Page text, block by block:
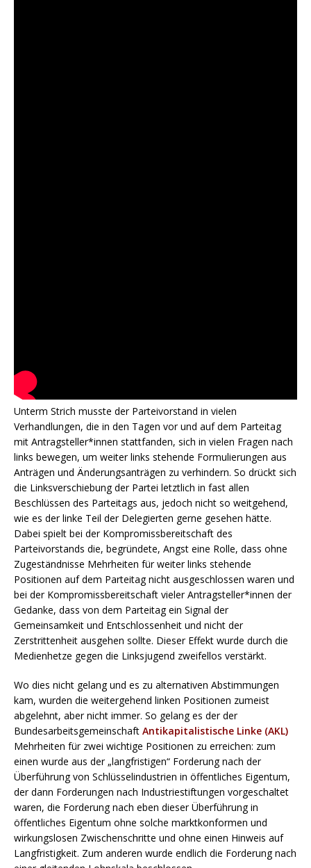
Unterm Strich musste der Parteivorstand in vielen
Verhandlungen, die in den Tagen vor und auf dem Parteitag
mit Antragsteller*innen stattfanden, sich in vielen Fragen nach
links bewegen, um weiter links stehende Formulierungen aus
Anträgen und Änderungsanträgen zu verhindern. So drückt sich
die Linksverschiebung der Partei letztlich in fast allen
Beschlüssen des Parteitags aus, jedoch nicht so weitgehend,
wie es der linke Teil der Delegierten gerne gesehen hätte.
Dabei spielt bei der Kompromissbereitschaft des
Parteivorstands die, begründete, Angst eine Rolle, dass ohne
Zugeständnisse Mehrheiten für weiter links stehende
Positionen auf dem Parteitag nicht ausgeschlossen waren und
bei der Kompromissbereitschaft vieler Antragsteller*innen der
Gedanke, dass von dem Parteitag ein Signal der
Gemeinsamkeit und Entschlossenheit und nicht der
Zerstrittenheit ausgehen sollte. Dieser Effekt wurde durch die
Medienhetze gegen die Linksjugend zweifellos verstärkt.
Wo dies nicht gelang und es zu alternativen Abstimmungen
kam, wurden die weitergehend linken Positionen zumeist
abgelehnt, aber nicht immer. So gelang es der der
Bundesarbeitsgemeinschaft Antikapitalistische Linke (AKL)
Mehrheiten für zwei wichtige Positionen zu erreichen: zum
einen wurde aus der „langfristigen“ Forderung nach der
Überführung von Schlüsselindustrien in öffentliches Eigentum,
der dann Forderungen nach Industriestiftungen vorgeschaltet
waren, die Forderung nach eben dieser Überführung in
öffentliches Eigentum ohne solche marktkonformen und
wirkungslosen Zwischenschritte und ohne einen Hinweis auf
Langfristigkeit. Zum anderen wurde endlich die Forderung nach